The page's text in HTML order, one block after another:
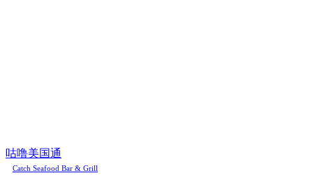
咕噜美国通
Catch Seafood Bar & Grill